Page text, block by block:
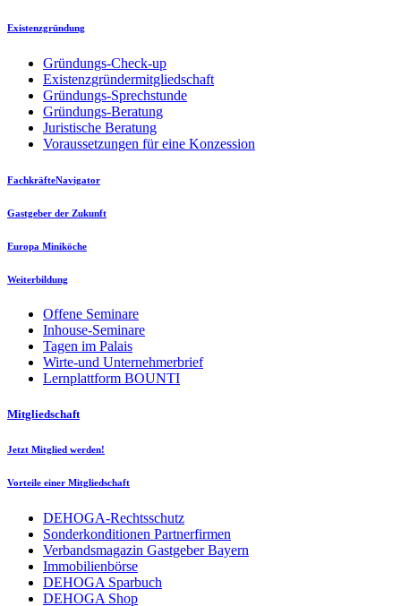
Existenzgründung
Gründungs-Check-up
Existenzgründermitgliedschaft
Gründungs-Sprechstunde
Gründungs-Beratung
Juristische Beratung
Voraussetzungen für eine Konzession
FachkräfteNavigator
Gastgeber der Zukunft
Europa Miniköche
Weiterbildung
Offene Seminare
Inhouse-Seminare
Tagen im Palais
Wirte-und Unternehmerbrief
Lernplattform BOUNTI
Mitgliedschaft
Jetzt Mitglied werden!
Vorteile einer Mitgliedschaft
DEHOGA-Rechtsschutz
Sonderkonditionen Partnerfirmen
Verbandsmagazin Gastgeber Bayern
Immobilienbörse
DEHOGA Sparbuch
DEHOGA Shop